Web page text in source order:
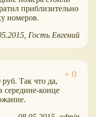
приблизительно
номеров.
Гость Евгений
Так что да,
середине-конце